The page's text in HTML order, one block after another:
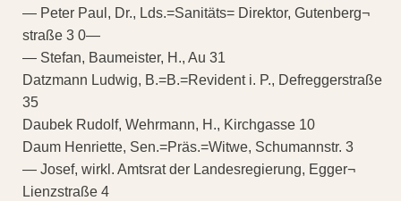
— Peter Paul, Dr., Lds.=Sanitäts= Direktor, Gutenberg¬
straße 3 0—
— Stefan, Baumeister, H., Au 31
Datzmann Ludwig, B.=B.=Revident i. P., Defreggerstraße
35
Daubek Rudolf, Wehrmann, H., Kirchgasse 10
Daum Henriette, Sen.=Präs.=Witwe, Schumannstr. 3
— Josef, wirkl. Amtsrat der Landesregierung, Egger¬
Lienzstraße 4